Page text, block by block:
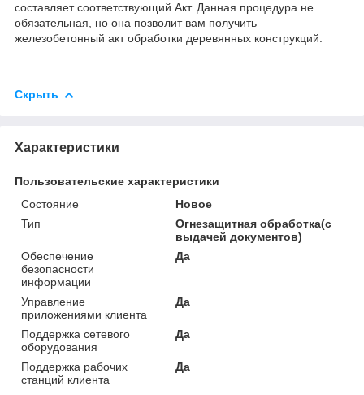
составляет соответствующий Акт. Данная процедура не
обязательная, но она позволит вам получить
железобетонный акт обработки деревянных конструкций.
Скрыть
Характеристики
Пользовательские характеристики
Состояние
Новое
Тип
Огнезащитная обработка(с
выдачей документов)
Обеспечение
безопасности
информации
Да
Управление
приложениями клиента
Да
Поддержка сетевого
оборудования
Да
Поддержка рабочих
станций клиента
Да